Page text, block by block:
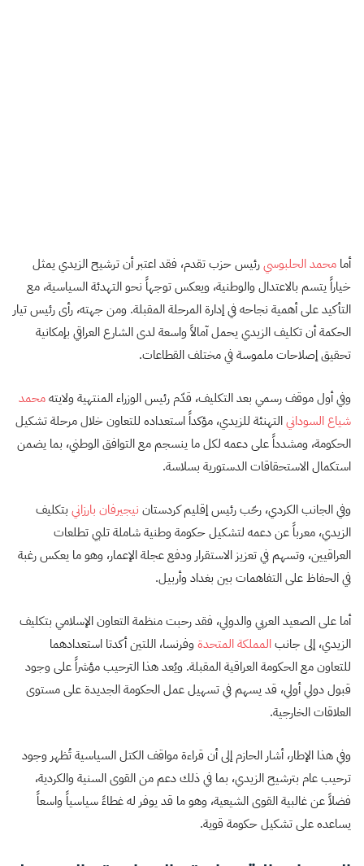
أما محمد الحلبوسيرئيس حزب تقدم، فقد اعتبر أن ترشيح الزيدي يمثل
خياراً يتسم بالاعتدال والوطنية، ويعكس توجهاً نحو التهدئة السياسية، مع
التأكيد على أهمية نجاحه في إدارة المرحلة المقبلة. ومن جهته، رأى رئيس تيار
الحكمة أن تكليف الزيدي يحمل آمالاً واسعة لدى الشارع العراقي بإمكانية
تحقيق إصلاحات ملموسة في مختلف القطاعات.
وفي أول موقف رسمي بعد التكليف، قدّم رئيس الوزراء المنتهية ولايتهمحمد
شياع السودانيالتهنئة للزيدي، مؤكداً استعداده للتعاون خلال مرحلة تشكيل
الحكومة، ومشدداً على دعمه لكل ما ينسجم مع التوافق الوطني، بما يضمن
استكمال الاستحقاقات الدستورية بسلاسة.
وفي الجانب الكردي، رحّب رئيس إقليم كردستان نيجيرفان بارزاني بتكليف
الزيدي، معرباً عن دعمه لتشكيل حكومة وطنية شاملة تلبي تطلعات
العراقيين، وتسهم في تعزيز الاستقرار ودفع عجلة الإعمار، وهو ما يعكس رغبة
في الحفاظ على التفاهمات بين بغداد وأربيل.
أما على الصعيد العربي والدولي، فقد رحبت منظمة التعاون الإسلامي بتكليف
الزيدي، إلى جانبالمملكة المتحدةوفرنسا، اللتين أكدتا استعدادهما
للتعاون مع الحكومة العراقية المقبلة. ويُعد هذا الترحيب مؤشراً على وجود
قبول دولي أولي، قد يسهم في تسهيل عمل الحكومة الجديدة على مستوى
العلاقات الخارجية.
وفي هذا الإطار، أشار الحازم إلى أن قراءة مواقف الكتل السياسية تُظهر وجود
ترحيب عام بترشيح الزيدي، بما في ذلك دعم من القوى السنية والكردية،
فضلاً عن غالبية القوى الشيعية، وهو ما قد يوفر له غطاءً سياسياً واسعاً
يساعده على تشكيل حكومة قوية.